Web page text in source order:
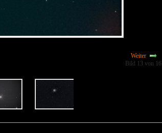
Weiter
Bild 13 von 16